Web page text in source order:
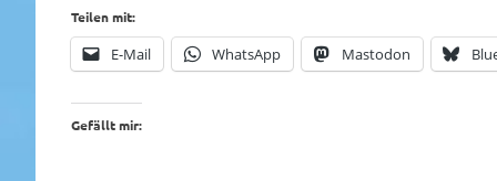
Teilen mit:
E-Mail WhatsApp Mastodon
Gefällt mir: